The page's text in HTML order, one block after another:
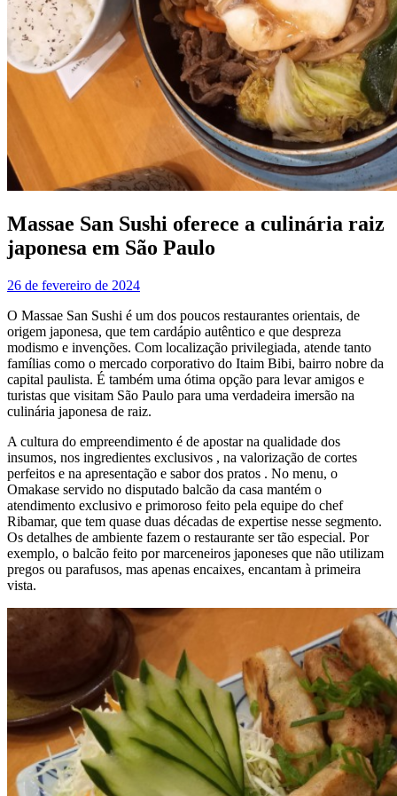
Massae San Sushi oferece a culinária raiz
japonesa em São Paulo
26 de fevereiro de 2024
O Massae San Sushi é um dos poucos restaurantes orientais, de
origem japonesa, que tem cardápio autêntico e que despreza
modismo e invenções. Com localização privilegiada, atende tanto
famílias como o mercado corporativo do Itaim Bibi, bairro nobre da
capital paulista. É também uma ótima opção para levar amigos e
turistas que visitam São Paulo para uma verdadeira imersão na
culinária japonesa de raiz.
A cultura do empreendimento é de apostar na qualidade dos
insumos, nos ingredientes exclusivos , na valorização de cortes
perfeitos e na apresentação e sabor dos pratos . No menu, o
Omakase servido no disputado balcão da casa mantém o
atendimento exclusivo e primoroso feito pela equipe do chef
Ribamar, que tem quase duas décadas de expertise nesse segmento.
Os detalhes de ambiente fazem o restaurante ser tão especial. Por
exemplo, o balcão feito por marceneiros japoneses que não utilizam
pregos ou parafusos, mas apenas encaixes, encantam à primeira
vista.